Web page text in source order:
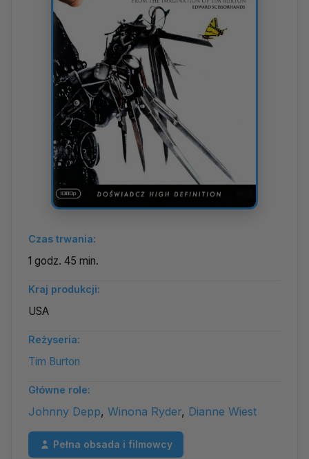
Czas trwania:
1 godz. 45 min.
Kraj produkcji:
USA
Reżyseria:
Tim Burton
Główne role:
Johnny Depp, Winona Ryder, Dianne Wiest
Pełna obsada i filmowcy